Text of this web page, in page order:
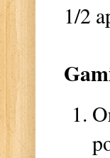
1/2